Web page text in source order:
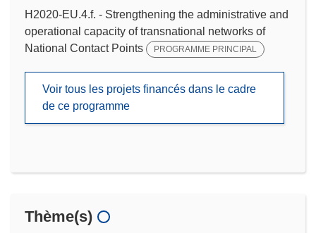
H2020-EU.4.f. - Strengthening the administrative and
operational capacity of transnational networks of
National Contact Points
PROGRAMME PRINCIPAL
Voir tous les projets financés dans le cadre
de ce programme
Thème(s)